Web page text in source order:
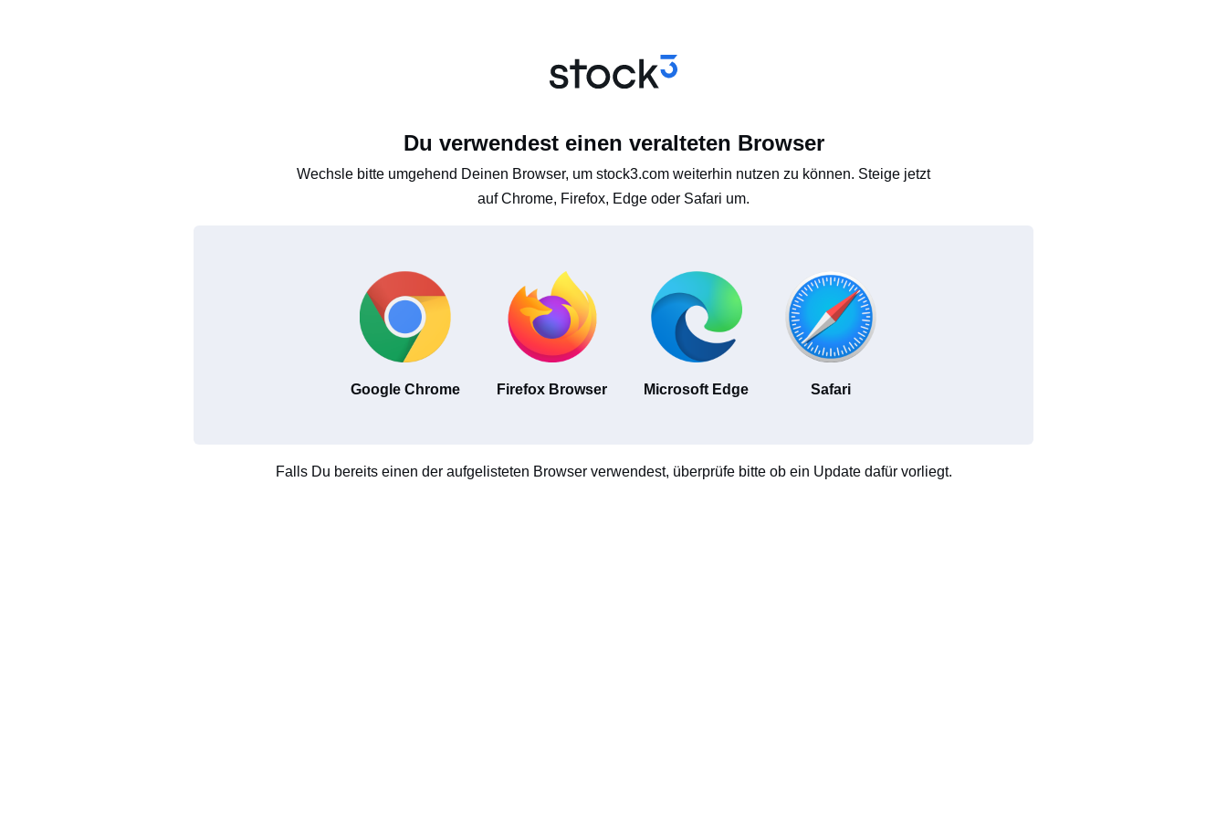
Du verwendest einen veralteten Browser
Wechsle bitte umgehend Deinen Browser, um stock3.com weiterhin nutzen zu können. Steige jetzt
auf Chrome, Firefox, Edge oder Safari um.
Google Chrome Firefox Browser Microsoft Edge Safari
Falls Du bereits einen der aufgelisteten Browser verwendest, überprüfe bitte ob ein Update dafür vorliegt.